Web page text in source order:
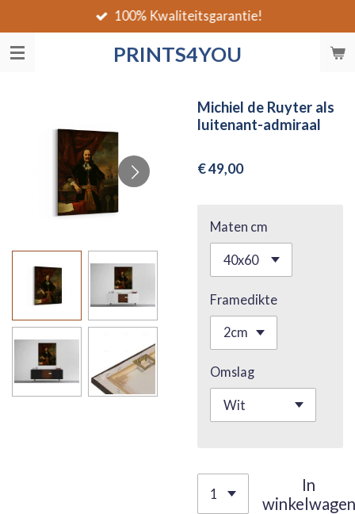
direct
naar
PRINTS4YOU
100% Kwaliteitsgarantie!
Michiel de Ruyter als
luitenant-admiraal
€ 49,00
Maten cm
Framedikte
Omslag
In
winkelwagen